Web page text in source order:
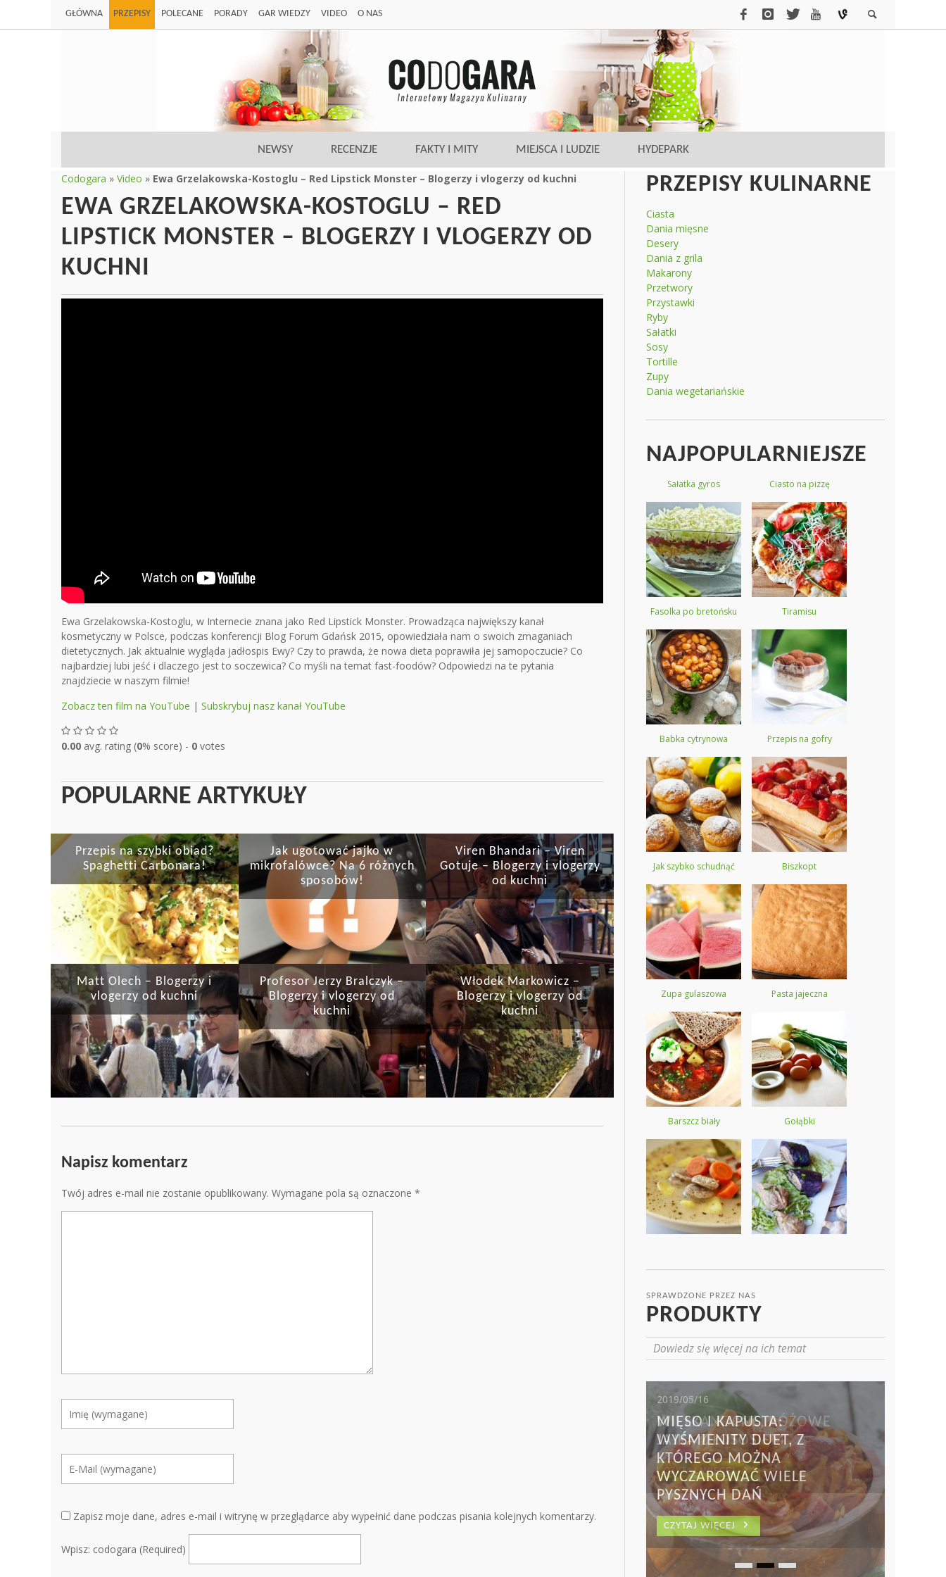
GŁÓWNA PRZEPISY POLECANE PORADY GAR WIEDZY VIDEO O NAS
NEWSY RECENZJE FAKTY I MITY MIEJSCA I LUDZIE HYDEPARK
Codogara » Video » Ewa Grzelakowska-Kostoglu – Red Lipstick Monster – Blogerzy i vlogerzy od kuchni
EWA GRZELAKOWSKA-KOSTOGLU – RED
LIPSTICK MONSTER – BLOGERZY I VLOGERZY OD
KUCHNI
Ewa Grzelakowska-Kostoglu, w Internecie znana jako Red Lipstick Monster. Prowadząca największy kanał
kosmetyczny w Polsce, podczas konferencji Blog Forum Gdańsk 2015, opowiedziała nam o swoich zmaganiach
dietetycznych. Jak aktualnie wygląda jadłospis Ewy? Czy to prawda, że nowa dieta poprawiła jej samopoczucie? Co
najbardziej lubi jeść i dlaczego jest to soczewica? Co myśli na temat fast-foodów? Odpowiedzi na te pytania
znajdziecie w naszym filmie!
Zobacz ten film na YouTube | Subskrybuj nasz kanał YouTube
0.00 avg. rating (0% score) - 0 votes
POPULARNE ARTYKUŁY
Przepis na szybki obiad?
Spaghetti Carbonara!
Jak ugotować jajko w
mikrofalówce? Na 6 różnych
sposobów!
Viren Bhandari – Viren
Gotuje – Blogerzy i vlogerzy
od kuchni
Matt Olech – Blogerzy i
vlogerzy od kuchni
Profesor Jerzy Bralczyk –
Blogerzy i vlogerzy od
kuchni
Włodek Markowicz –
Blogerzy i vlogerzy od
kuchni
Napisz komentarz
Twój adres e-mail nie zostanie opublikowany. Wymagane pola są oznaczone *
Zapisz moje dane, adres e-mail i witrynę w przeglądarce aby wypełnić dane podczas pisania kolejnych komentarzy.
Wpisz: codogara (Required)
PRZEPISY KULINARNE
Ciasta
Dania mięsne
Desery
Dania z grila
Makarony
Przetwory
Przystawki
Ryby
Sałatki
Sosy
Tortille
Zupy
Dania wegetariańskie
NAJPOPULARNIEJSZE
Sałatka gyros Ciasto na pizzę
Fasolka po bretońsku Tiramisu
Babka cytrynowa Przepis na gofry
Jak szybko schudnąć Biszkopt
Zupa gulaszowa Pasta jajeczna
Barszcz biały Gołąbki
SPRAWDZONE PRZEZ NAS
PRODUKTY
Dowiedz się więcej na ich temat
2019/04/18
WIELKANOCNE, RÓŻOWE
JAJKA Z ŁOSOSIEM
CZYTAJ WIĘCEJ